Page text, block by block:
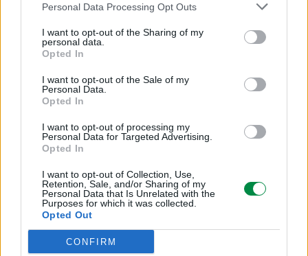
Personal Data Processing Opt Outs
I want to opt-out of the Sharing of my
personal data.
Opted In
I want to opt-out of the Sale of my
Personal Data.
Opted In
I want to opt-out of processing my
Personal Data for Targeted Advertising.
Opted In
I want to opt-out of Collection, Use,
Retention, Sale, and/or Sharing of my
Personal Data that Is Unrelated with the
Purposes for which it was collected.
Opted Out
CONFIRM
Producent
LEXMARK
Typ materiału eksploatacyjnego
Kolor (materiały eksploatacyjne)